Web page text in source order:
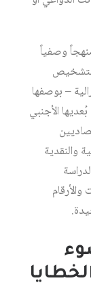
وصفياً
– بوصفها
الأجنبي
والنقدية